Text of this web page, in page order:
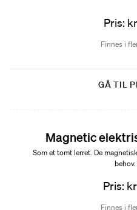
Pris:
Finnes i
GÅ TIL
Magnetic
Som et tomt lerret. De
Pris:
Finnes i